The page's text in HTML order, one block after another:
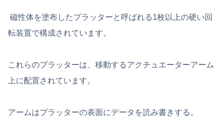
磁性体を塗布したプラッターと呼ばれる1枚以上の硬い回
転装置で構成されています。
これらのプラッターは、移動するアクチュエーターアーム
上に配置されています。
アームはプラッターの表面にデータを読み書きする。